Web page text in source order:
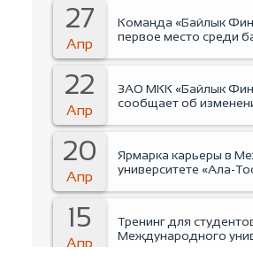
27
Апр
Команда «Байлык
первое место среди
Business run 2026.
22
Апр
ЗАО МКК «Байлык
сообщает об
20
Апр
Ярмарка карьеры в
университете «Ала-
15
Апр
Тренинг для
Международного